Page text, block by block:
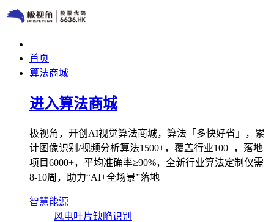
首页
算法商城
进入算法商城
极视角，开创AI视觉算法商城，算法「多快好省」，累
计图像识别/视频分析算法1500+，覆盖行业100+，落地
项目6000+，平均准确率≥90%，全新行业算法定制仅需
8-10周，助力“AI+全场景”落地
智慧能源
风电叶片缺陷识别